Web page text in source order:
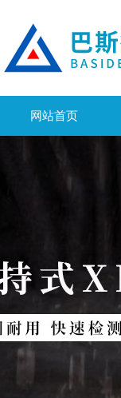
网站首页